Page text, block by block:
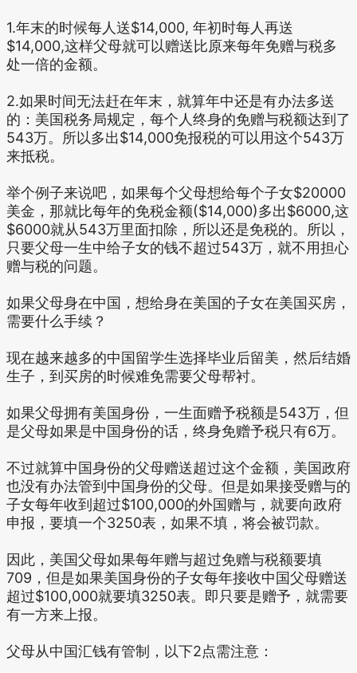
1.年末的时候每人送$14,000, 年初时每人再送
$14,000,这样父母就可以赠送比原来每年免赠与税多
处一倍的金额。
2.如果时间无法赶在年末，就算年中还是有办法多送
的：美国税务局规定，每个人终身的免赠与税额达到了
543万。所以多出$14,000免报税的可以用这个543万
来抵税。
举个例子来说吧，如果每个父母想给每个子女$20000
美金，那就比每年的免税金额($14,000)多出$6000,这
$6000就从543万里面扣除，所以还是免税的。所以，
只要父母一生中给子女的钱不超过543万，就不用担心
赠与税的问题。
如果父母身在中国，想给身在美国的子女在美国买房，
需要什么手续？
现在越来越多的中国留学生选择毕业后留美，然后结婚
生子，到买房的时候难免需要父母帮衬。
如果父母拥有美国身份，一生面赠予税额是543万，但
是父母如果是中国身份的话，终身免赠予税只有6万。
不过就算中国身份的父母赠送超过这个金额，美国政府
也没有办法管到中国身份的父母。但是如果接受赠与的
子女每年收到超过$100,000的外国赠与，就要向政府
申报，要填一个3250表，如果不填，将会被罚款。
因此，美国父母如果每年赠与超过免赠与税额要填
709，但是如果美国身份的子女每年接收中国父母赠送
超过$100,000就要填3250表。即只要是赠予，就需要
有一方来上报。
父母从中国汇钱有管制，以下2点需注意：